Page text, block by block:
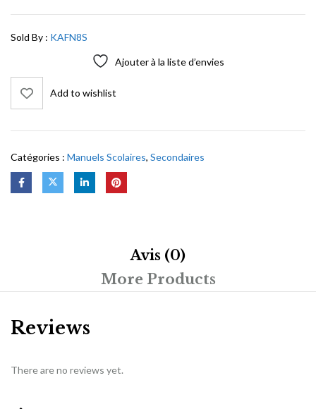
Sold By : KAFN8S
Ajouter à la liste d’envies
Add to wishlist
Catégories : Manuels Scolaires, Secondaires
Avis (0)
More Products
Reviews
There are no reviews yet.